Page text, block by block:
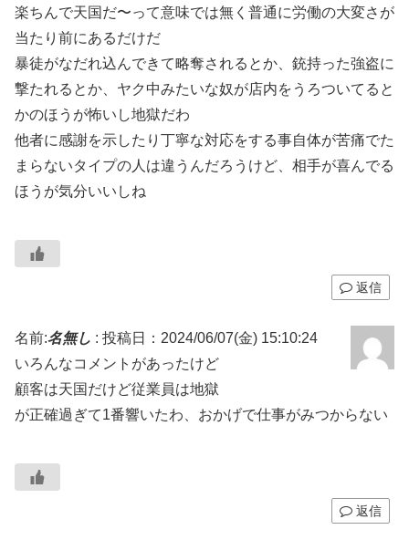
楽ちんで天国だ〜って意味では無く普通に労働の大変さが
当たり前にあるだけだ
暴徒がなだれ込んできて略奪されるとか、銃持った強盗に
撃たれるとか、ヤク中みたいな奴が店内をうろついてると
かのほうが怖いし地獄だわ
他者に感謝を示したり丁寧な対応をする事自体が苦痛でた
まらないタイプの人は違うんだろうけど、相手が喜んでる
ほうが気分いいしね
返信
名前:名無し : 投稿日：2024/06/07(金) 15:10:24
いろんなコメントがあったけど
顧客は天国だけど従業員は地獄
が正確過ぎて1番響いたわ、おかげで仕事がみつからない
返信